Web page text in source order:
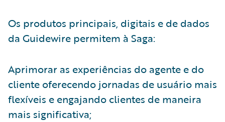
Os produtos principais, digitais e de dados
da Guidewire permitem à Saga:
Aprimorar as experiências do agente e do
cliente oferecendo jornadas de usuário mais
flexíveis e engajando clientes de maneira
mais significativa;